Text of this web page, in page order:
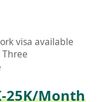
visa available
Three
25K/Month